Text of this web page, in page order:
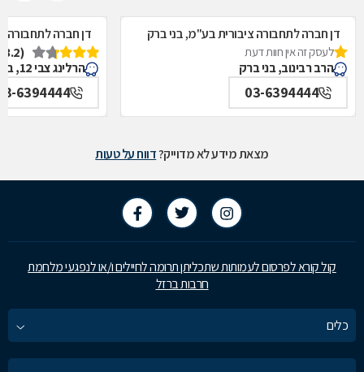
דן חברה לתחבורה ציבורית בע"מ, בני ברק
לעסק זה אין חוות דעת
הרב רבינוב, בני ברק
03-6394444
דן חברה לתחבורה
(3.2)
הרלינג צבי 12, בני ברק
6394444
מצאת מידע לא מדוייק?דווח על טעות
קול קורא לפרסום לעמותות שתכליתן תרומה לחיילים ו/או לנפגעי מלחמת
חרבות ברזל
כלים